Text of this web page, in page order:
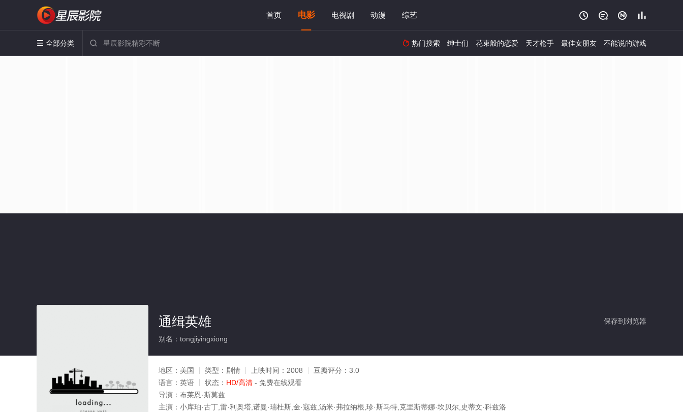
首页 电影 电视剧 动漫 综艺    
 全部分类   热门搜索 绅士们 花束般的恋爱 天才枪手 最佳女朋友 不能说的游戏
保存到浏览器
通缉英雄
别名：tongjiyingxiong
地区： 美国 类型： 剧情 上映时间： 2008 豆瓣评分： 3.0
语言： 英语 状态： HD/高清 - 免费在线观看
导演： 布莱恩·斯莫兹
主演： 小库珀·古丁,雷·利奥塔,诺曼·瑞杜斯,金·寇兹,汤米·弗拉纳根,珍·斯马特,克里斯蒂娜·坎贝尔,史蒂文·科兹洛